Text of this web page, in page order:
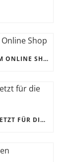
NUTZERZENTRIERUNG UND USABILITY IM ONLINE SHOP
CORONAKRISE: HANDWERK UND KMUS JETZT FÜR DIE ZUKUNFT RÜSTEN